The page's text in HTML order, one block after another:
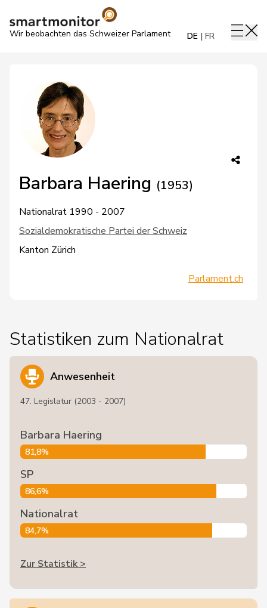
Wir beobachten das Schweizer Parlament DE FR
Barbara Haering (1953)
Nationalrat 1990 - 2007
Sozialdemokratische Partei der Schweiz
Kanton Zürich
Parlament.ch
Statistiken zum Nationalrat
Anwesenheit
47. Legislatur (2003 - 2007)
Barbara Haering
81,8%
SP
86,6%
Nationalrat
84,7%
Zur Statistik >